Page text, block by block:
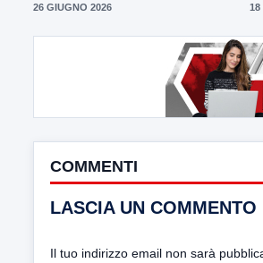
26 GIUGNO 2026 18
COMMENTI
LASCIA UN COMMENTO
Il tuo indirizzo email non sarà